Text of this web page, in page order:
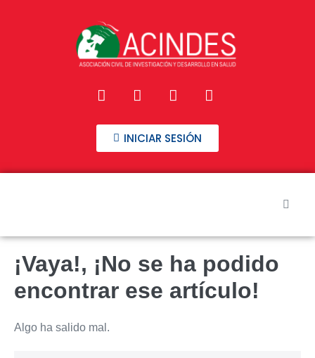
INICIAR SESIÓN
Inicio
Nuestros Cursos
¡Vaya!, ¡No se ha podido
encontrar ese artículo!
Algo ha salido mal.